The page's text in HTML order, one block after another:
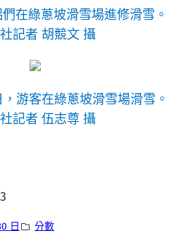
在綠蔥坡滑雪場進修滑雪。
記者 胡競文 攝
，游客在綠蔥坡滑雪場滑雪。
記者 伍志尊 攝
日 分數